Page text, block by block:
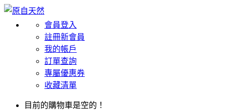
會員登入
註冊新會員
我的帳戶
訂單查詢
專屬優惠券
收藏清單
目前的購物車是空的！